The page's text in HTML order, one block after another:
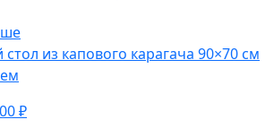
из капового карагача 90×70 см
₽